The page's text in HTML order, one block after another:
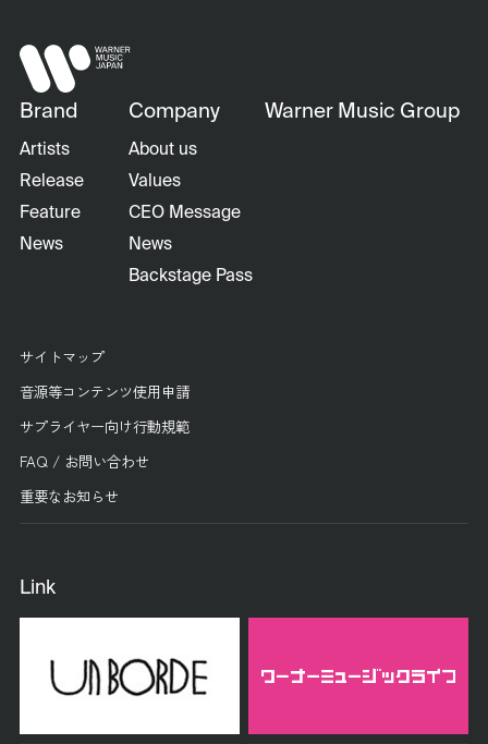
Brand
Artists
Release
Feature
News
Company
About us
Values
CEO Message
News
Backstage Pass
Warner Music Group
サイトマップ
音源等コンテンツ使用申請
サプライヤー向け行動規範
FAQ / お問い合わせ
重要なお知らせ
Link